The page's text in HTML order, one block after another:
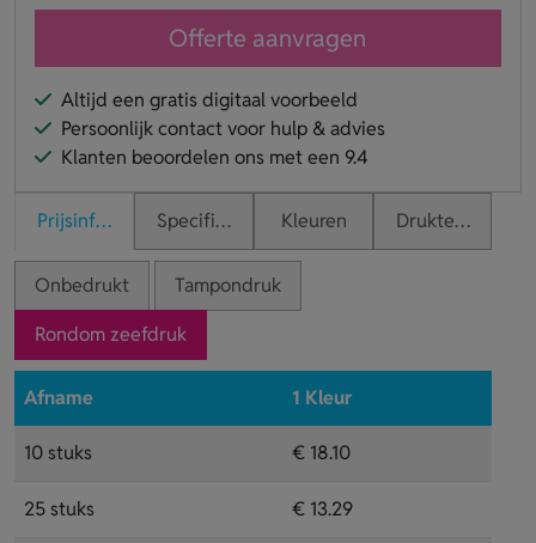
Offerte aanvragen
Altijd een gratis digitaal voorbeeld
Persoonlijk contact voor hulp & advies
Klanten beoordelen ons met een 9.4
PrijsinformatieSpecificaties Kleuren Druktechnieken
Onbedrukt
Tampondruk
Rondom zeefdruk
Afname 1 Kleur
10 stuks € 18.10
25 stuks € 13.29